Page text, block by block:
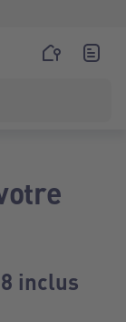
inclus